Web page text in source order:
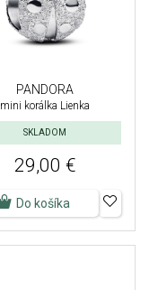
PANDORA
mini korálka Lienka
SKLADOM
29,00 €
Do košíka